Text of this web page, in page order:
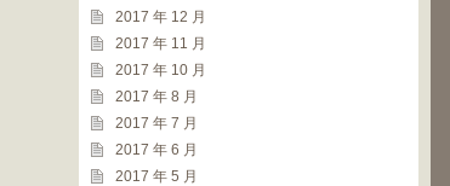
2017 年 12 月
2017 年 11 月
2017 年 10 月
2017 年 8 月
2017 年 7 月
2017 年 6 月
2017 年 5 月